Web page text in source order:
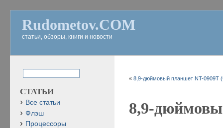
Rudometov.COM
статьи, обзоры, книги и новости
«8,9-дюймовый планшет NT-0909T
8,9-
СТАТЬИ
Все статьи
Флэш
Процессоры